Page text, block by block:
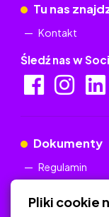
Tu nas
Kontakt
Śledź nas w
Dokumenty
Regulamin
Pliki cookie